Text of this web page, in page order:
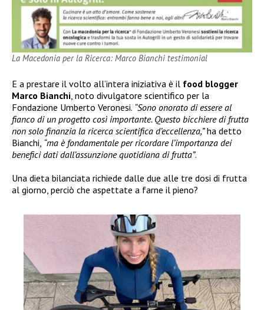
La Macedonia per la Ricerca: Marco Bianchi testimonial
E a prestare il volto all’intera iniziativa è il food blogger
Marco Bianchi , noto divulgatore scientifico per la
Fondazione Umberto Veronesi. “Sono onorato di essere al
fianco di un progetto così importante. Questo bicchiere di frutta
non solo finanzia la ricerca scientifica d’eccellenza,”ha detto
Bianchi, “ma è fondamentale per ricordare l’importanza dei
benefici dati dall’assunzione quotidiana di frutta”.
Una dieta bilanciata richiede dalle due alle tre dosi di frutta
al giorno, perciò che aspettate a farne il pieno?